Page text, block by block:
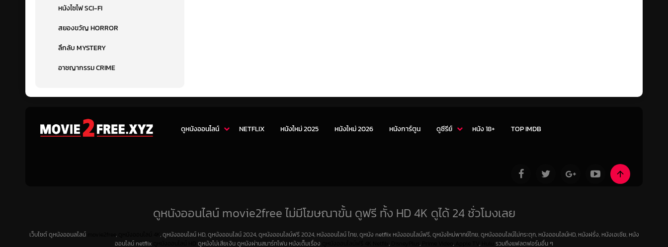
หนังไซไฟ SCI-FI
สยองขวัญ HORROR
ลึกลับ MYSTERY
อาชญากรรม CRIME
ดูหนังออนไลน์ NETFLIX หนังใหม่ 2025 หนังใหม่ 2026 หนังการ์ตูน ดูซีรีย์ หนัง 18+ TOP IMDB
ดูหนังออนไลน์ movie2free ไม่มีโฆษณาขั้น ดูฟรี ทั้ง HD 4K ดูได้ 24 ชั่วโมงเลย
เว็บไซต์ ดูหนังออนลไลน์ ,
, ดูหนังออนไลน์ HD, ดูหนังออนไลน์ 2024, ดูหนังออนไลน์ฟรี 2024, หนังออนไลน์ ไทย, ดูหนัง netflix หนังออนไลน์ฟรี, ดูหนังใหม่พากย์ไทย, ดูหนังออนไลน์ไม่กระตุก, หนังออนไลน์HD, หนังฝรั่ง, หนังเอเชีย, หนัง
ออนไลน์ netflix
ดูหนังไม่เสียเงิน ดูหนังผ่านสมาร์ทโฟน หนังเต็มเรื่อง , , , , รวมถึงแฟลตฟอร์มอื่น ๆ